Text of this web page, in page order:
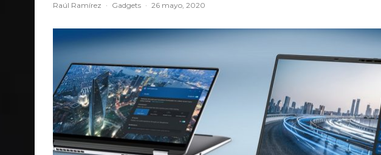
Raúl Ramírez · Gadgets · 26 mayo, 2020